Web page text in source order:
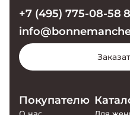
Покупателю
+7 (495) 775-08-58